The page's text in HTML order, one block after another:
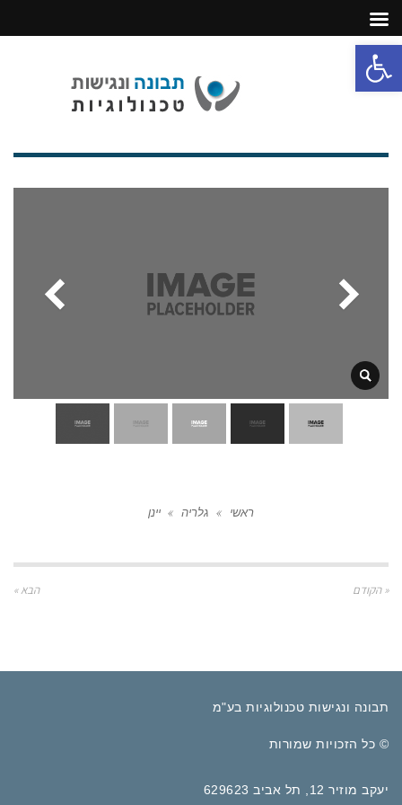
פתח סרגל נגישות
תפריט
ראשי » גלריה » יינן
« הקודם הבא »
תבונה ונגישות טכנולוגיות בע"מ
© כל הזכויות שמורות
יעקב מוזיר 12, תל אביב 629623